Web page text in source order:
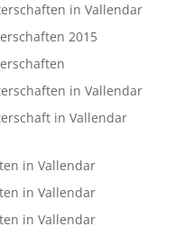
in Vallendar
2015
in Vallendar
in Vallendar
in Vallendar
in Vallendar
in Vallendar